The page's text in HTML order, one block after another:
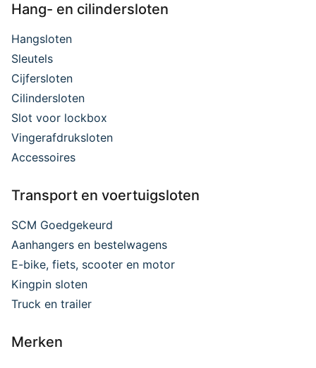
Hang- en cilindersloten
Hangsloten
Sleutels
Cijfersloten
Cilindersloten
Slot voor lockbox
Vingerafdruksloten
Accessoires
Transport en voertuigsloten
SCM Goedgekeurd
Aanhangers en bestelwagens
E-bike, fiets, scooter en motor
Kingpin sloten
Truck en trailer
Merken